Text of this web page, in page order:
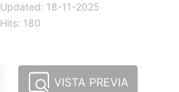
Updated: 18-11-2025
Hits: 180
VISTA PREVIA